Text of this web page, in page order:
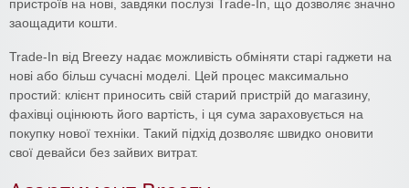
пристроїв на нові, завдяки послузі Trade-In, що дозволяє значно
заощадити кошти.
Trade-In від Breezy надає можливість обміняти старі гаджети на
нові або більш сучасні моделі. Цей процес максимально
простий: клієнт приносить свій старий пристрій до магазину,
фахівці оцінюють його вартість, і ця сума зараховується на
покупку нової техніки. Такий підхід дозволяє швидко оновити
свої девайси без зайвих витрат.